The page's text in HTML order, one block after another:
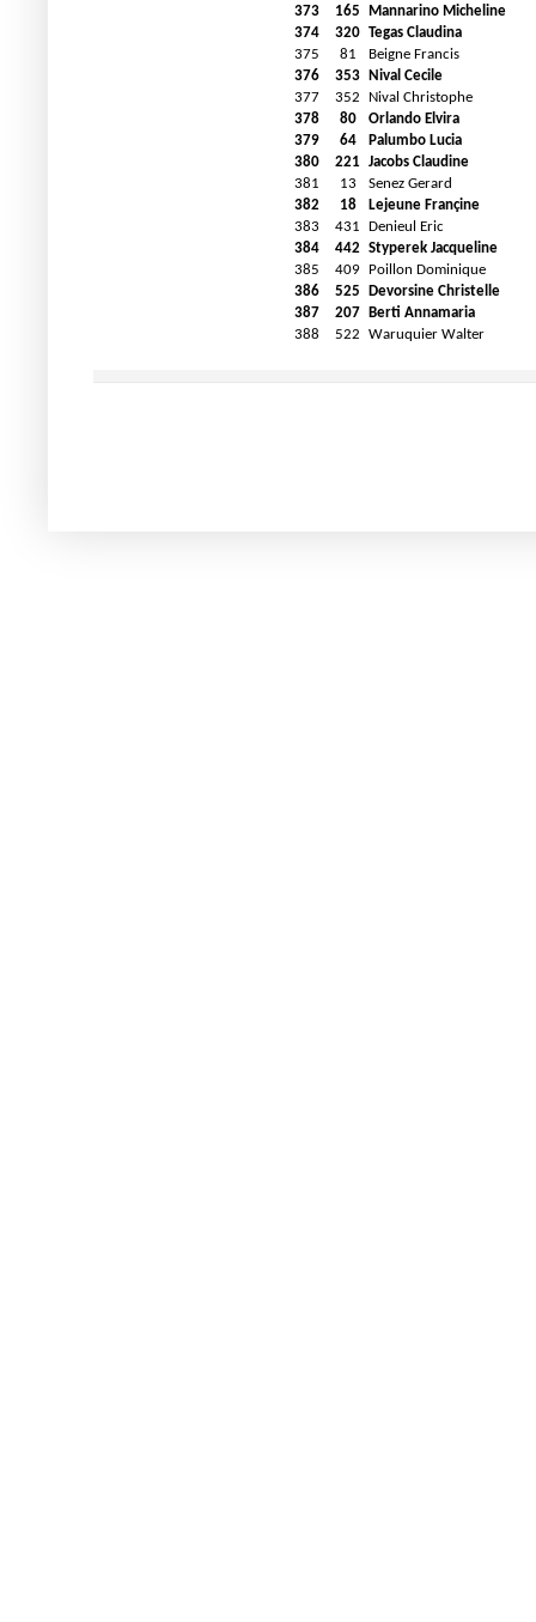
373 165
Mannarino Micheline
374
320 Tegas Claudina
375
81
Beigne Francis
376
353
Nival Cecile
377
352
Nival Christophe
378
80
Orlando Elvira
379
64
Palumbo Lucia
380
221 Jacobs Claudine
381
13
Senez Gerard
382
18
Lejeune Françine
383
431
Denieul Eric
384
442 Styperek Jacqueline
385
409
Poillon Dominique
386
525
Devorsine Christelle
387
207
Berti Annamaria
388
522 Waruquier Walter